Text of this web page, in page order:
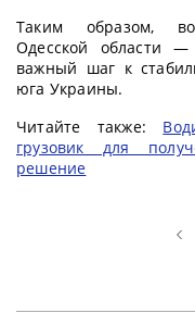
Таким образом,
Одесской области
важный шаг к
юга Украины.
Читайте также:
грузовик для
решение